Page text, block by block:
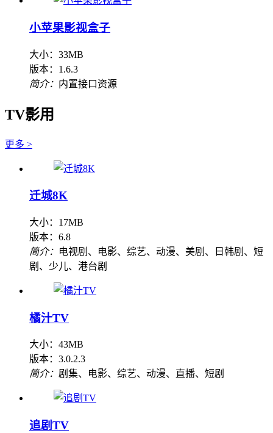
小苹果影视盒子
大小：33MB
版本：1.6.3
简介： 内置接口资源
TV影用
更多 >
迁城8K
大小：17MB
版本：6.8
简介： 电视剧、电影、综艺、动漫、美剧、日韩剧、短
剧、少儿、港台剧
橘汁TV
大小：43MB
版本：3.0.2.3
简介： 剧集、电影、综艺、动漫、直播、短剧
追剧TV